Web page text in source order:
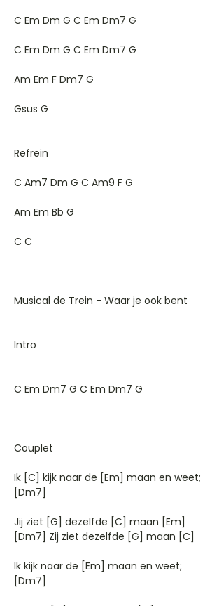
C Em Dm G C Em Dm7 G
C Em Dm G C Em Dm7 G
Am Em F Dm7 G
Gsus G
Refrein
C Am7 Dm G C Am9 F G
Am Em Bb G
C C
Musical de Trein - Waar je ook bent
Intro
C Em Dm7 G C Em Dm7 G
Couplet
Ik [C] kijk naar de [Em] maan en weet;
[Dm7]
Jij ziet [G] dezelfde [C] maan [Em]
[Dm7] Zij ziet dezelfde [G] maan [C]
Ik kijk naar de [Em] maan en weet;
[Dm7]